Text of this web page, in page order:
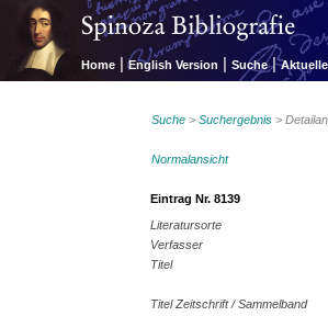
Home | English Version | Suche |
Suche >Suchergebnis >
Normalansicht
Eintrag Nr. 8139
Literatursorte
Verfasser
Titel
Titel Zeitschrift / Sammelband